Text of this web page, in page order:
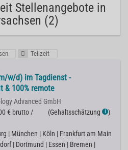
Stellenangebote in
(2)
Teilzeit
w/d) im Tagdienst -
& 100% remote
Advanced GmbH
€ brutto /
(Gehaltsschätzung ℹ )
| München | Köln | Frankfurt am Main
| Dortmund | Essen | Bremen |